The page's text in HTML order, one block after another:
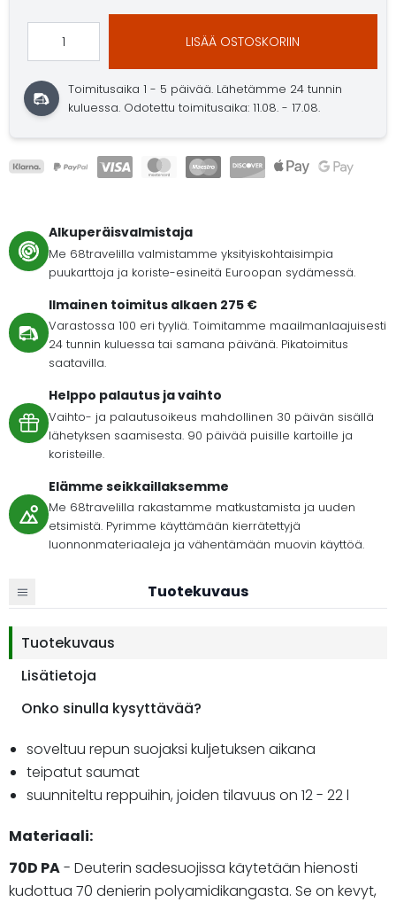
LISÄÄ OSTOSKORIIN
Toimitusaika 1 - 5 päivää. Lähetämme 24 tunnin
kuluessa. Odotettu toimitusaika: 11.08. - 17.08.
Alkuperäisvalmistaja
Me 68travelilla valmistamme yksityiskohtaisimpia
puukarttoja ja koriste-esineitä Euroopan sydämessä.
Ilmainen toimitus alkaen 275 €
Varastossa 100 eri tyyliä. Toimitamme maailmanlaajuisesti
24 tunnin kuluessa tai samana päivänä. Pikatoimitus
saatavilla.
Helppo palautus ja vaihto
Vaihto- ja palautusoikeus mahdollinen 30 päivän sisällä
lähetyksen saamisesta. 90 päivää puisille kartoille ja
koristeille.
Elämme seikkaillaksemme
Me 68travelilla rakastamme matkustamista ja uuden
etsimistä. Pyrimme käyttämään kierrätettyjä
luonnonmateriaaleja ja vähentämään muovin käyttöä.
Tuotekuvaus
Tuotekuvaus
Lisätietoja
Onko sinulla kysyttävää?
soveltuu repun suojaksi kuljetuksen aikana
teipatut saumat
suunniteltu reppuihin, joiden tilavuus on 12 - 22 l
Materiaali:
70D PA- Deuterin sadesuojissa käytetään hienosti
kudottua 70 denierin polyamidikangasta. Se on kevyt,